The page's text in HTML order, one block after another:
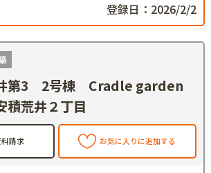
登録日：2026/2/2
第3 2号棟 Cradle garden
積荒井２丁目
請求 お気に入りに追加する